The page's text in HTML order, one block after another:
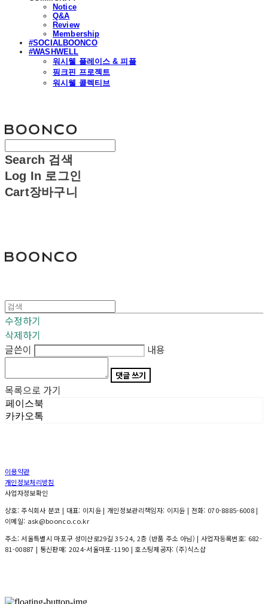
Notice
Q&A
Review
Membership
#SOCIALBOONCO
#WASHWELL
워시웰 플레이스 & 피플
핑크핀 프로젝트
워시웰 콜렉티브
Search 검색
Log In 로그인
Cart장바구니
수정하기
삭제하기
글쓴이
내용
댓글 쓰기
목록으로 가기
페이스북
카카오톡
이용약관
개인정보처리방침
사업자정보확인
상호: 주식회사 분코 | 대표: 이지윤 | 개인정보관리책임자: 이지윤 | 전화: 070-8885-6008 |
이메일: ask@boonco.co.kr
주소: 서울특별시 마포구 성미산로29길 35-24, 2층 (반품 주소 아님) | 사업자등록번호: 682-
81-00887 | 통신판매: 2024-서울마포-1190 | 호스팅제공자: (주)식스샵